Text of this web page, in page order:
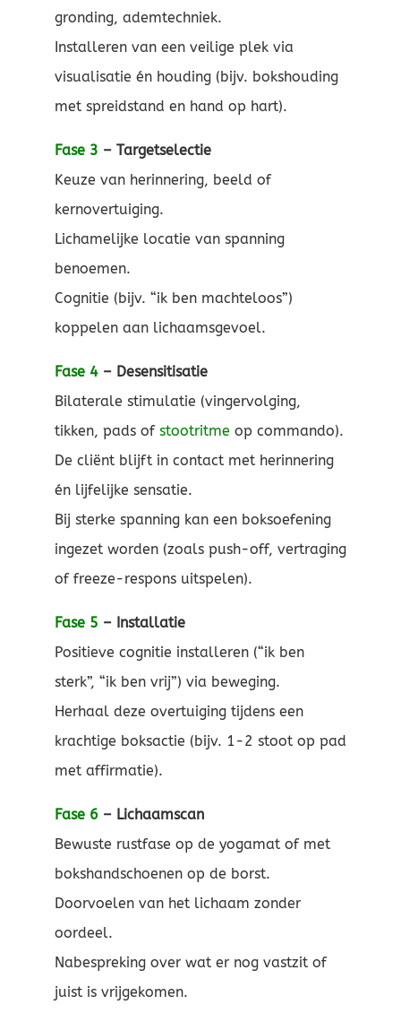
gronding, ademtechniek.
Installeren van een veilige plek via
visualisatie én houding (bijv. bokshouding
met spreidstand en hand op hart).
Fase 3 – Targetselectie
Keuze van herinnering, beeld of
kernovertuiging.
Lichamelijke locatie van spanning
benoemen.
Cognitie (bijv. “ik ben machteloos”)
koppelen aan lichaamsgevoel.
Fase 4– Desensitisatie
Bilaterale stimulatie (vingervolging,
tikken, pads of stootritme op commando).
De cliënt blijft in contact met herinnering
én lijfelijke sensatie.
Bij sterke spanning kan een boksoefening
ingezet worden (zoals push-off, vertraging
of freeze-respons uitspelen).
Fase 5 – Installatie
Positieve cognitie installeren (“ik ben
sterk”, “ik ben vrij”) via beweging.
Herhaal deze overtuiging tijdens een
krachtige boksactie (bijv. 1-2 stoot op pad
met affirmatie).
Fase 6– Lichaamscan
Bewuste rustfase op de yogamat of met
bokshandschoenen op de borst.
Doorvoelen van het lichaam zonder
oordeel.
Nabespreking over wat er nog vastzit of
juist is vrijgekomen.